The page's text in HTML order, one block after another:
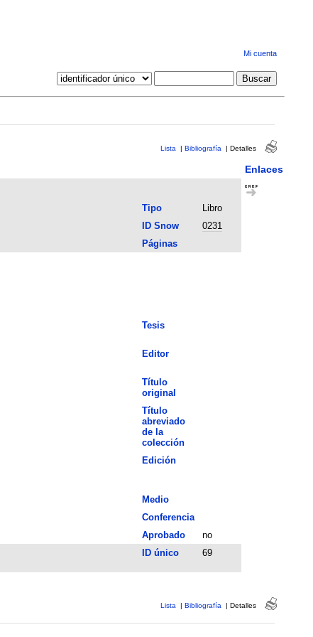
Mi cuenta
Lista | Bibliografía | Detalles
Enlaces
Tipo
Libro
ID Snow
0231
Páginas
Tesis
Editor
Título
original
Título
abreviado
de la
colección
Edición
Medio
Conferencia
Aprobado
no
ID único 69
Lista | Bibliografía | Detalles